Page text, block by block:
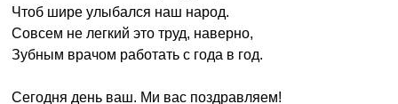
Чтоб шире улыбался наш народ.
Совсем не легкий это труд, наверно,
Зубным врачом работать с года в год.
Сегодня день ваш. Ми вас поздравляем!